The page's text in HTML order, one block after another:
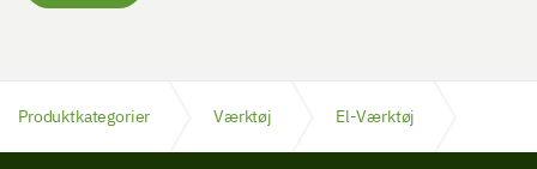
Produktkategorier Værktøj El-Værktøj